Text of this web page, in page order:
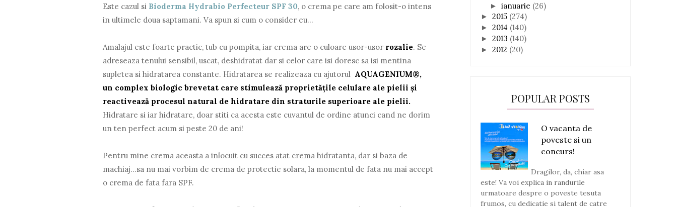
Este cazul si Bioderma Hydrabio Perfecteur SPF 30, o crema pe care am folosit-o intens
in ultimele doua saptamani. Va spun si cum o consider eu...
Amalajul este foarte practic, tub cu pompita, iar crema are o culoare usor-usor rozalie. Se
adreseaza tenului sensibil, uscat, deshidratat dar si celor care isi doresc sa isi mentina
supletea si hidratarea constante. Hidratarea se realizeaza cu ajutorul AQUAGENIUM®,
un complex biologic brevetat care stimulează proprietăţile celulare ale pielii şi
reactivează procesul natural de hidratare din straturile superioare ale pielii.
Hidratare si iar hidratare, doar stiti ca acesta este cuvantul de ordine atunci cand ne dorim
un ten perfect acum si peste 20 de ani!
Pentru mine crema aceasta a inlocuit cu succes atat crema hidratanta, dar si baza de
machiaj...sa nu mai vorbim de crema de protectie solara, la momentul de fata nu mai accept
o crema de fata fara SPF.
► ianuarie (26)
► 2015 (274)
► 2014 (140)
► 2013 (140)
► 2012 (20)
POPULAR POSTS
O vacanta de
poveste si un
concurs!
Dragilor, da, chiar asa
este! Va voi explica in randurile
urmatoare despre o poveste tesuta
frumos, cu dedicatie si talent de catre